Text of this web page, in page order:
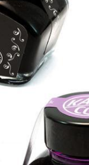
ENCRES VERTES
ENCRES VIOLETTES